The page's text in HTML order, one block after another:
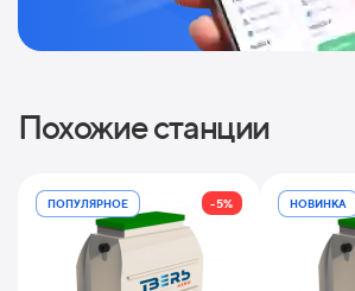
Похожие станции
ПОПУЛЯРНОЕ -5% НОВИНКА